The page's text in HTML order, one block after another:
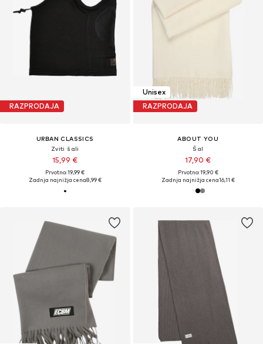
RAZPRODAJA
URBAN CLASSICS
Zviti šali
15,99 €
Prvotno: 19,99 €
Zadnja najnižja cena8,99 €
Unisex
RAZPRODAJA
ABOUT YOU
Šal
17,90 €
Prvotno: 19,90 €
Zadnja najnižja cena16,11 €